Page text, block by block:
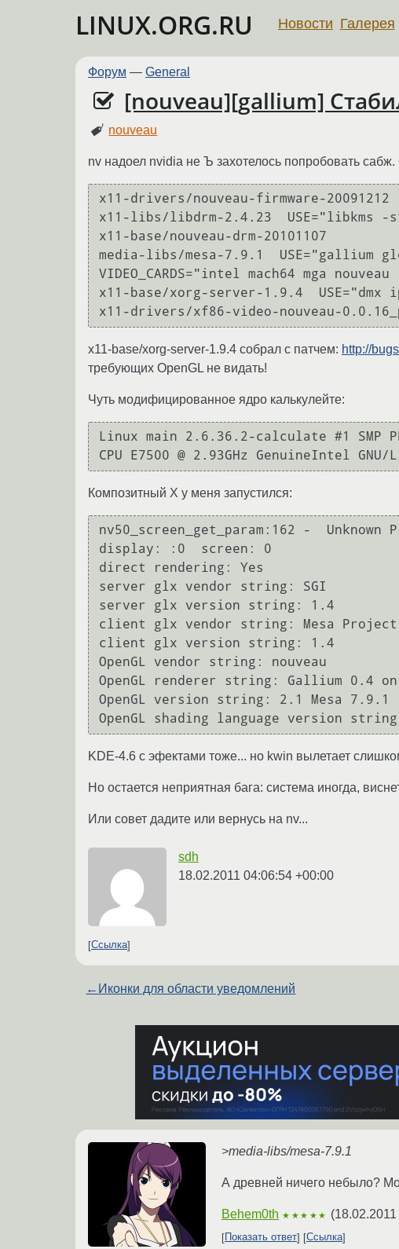
LINUX.ORG.RU Новости Галерея
Форум — General
[nouveau][gallium]
nouveau
nv надоел nvidia не Ъ захотелось попробовать
x11-drivers/nouveau-firmware-20091212
x11-libs/libdrm-2.4.23  USE="libkms -
x11-base/nouveau-drm-20101107
media-libs/mesa-7.9.1
VIDEO_CARDS="intel mach64 mga
x11-base/xorg-server-1.9.4
x11-base/xorg-server-1.9.4 собрал с патчем: http://
требующих OpenGL не видать!
Чуть модифицированное ядро калькулейте:
Linux main 2.6.36.2-calculate #1 SMP
Композитный X у меня запустился:
nv50_screen_get_param:162 -  Unknown
display: :0  screen: 0
direct rendering: Yes
server glx vendor string: SGI
server glx version string: 1.4
client glx vendor string: Mesa Project
client glx version string: 1.4
OpenGL vendor string: nouveau
OpenGL renderer string: Gallium 0.4 on
OpenGL version string: 2.1 Mesa 7.9.1
KDE-4.6 с эфектами тоже... но kwin вылетает
Но остается неприятная бага: система иногда,
Или совет дадите или вернусь на nv...
sdh
18.02.2011 04:06:54 +00:00
Ссылка
← Иконки для области уведомлений
>media-libs/mesa-7.9.1
А древней ничего небыло?
Behem0th ★★★★★ (
Показать ответ Ссылка